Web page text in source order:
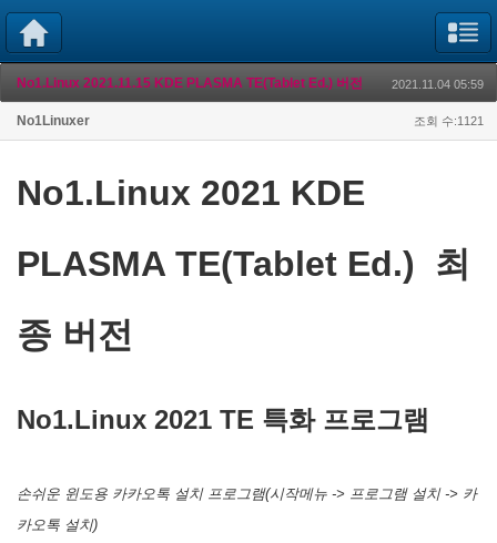
No1.Linux 2021.11.15 KDE PLASMA TE(Tablet Ed.) 버전 2021.11.04 05:59
No1Linuxer 조회 수:1121
No1.Linux 2021 KDE
PLASMA TE(Tablet Ed.) 최
종 버전
No1.Linux 2021 TE 특화 프로그램
손쉬운 윈도용 카카오톡 설치 프로그램(시작메뉴 -> 프로그램 설치 -> 카
카오톡 설치)